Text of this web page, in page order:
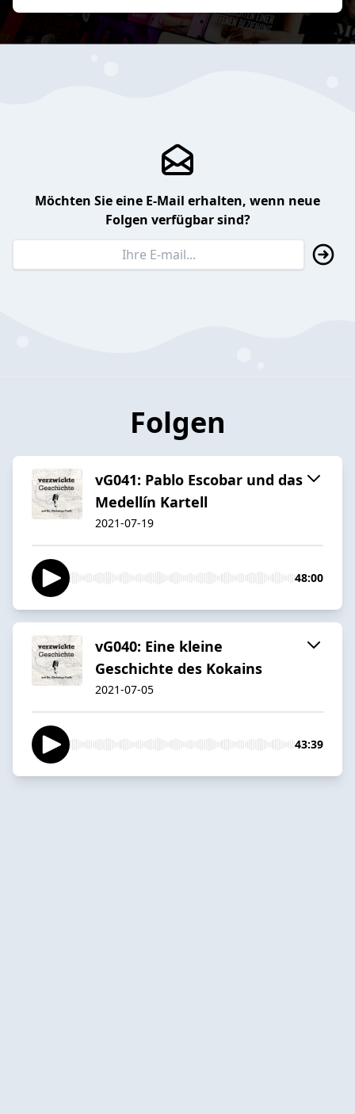
Möchten Sie eine E-Mail erhalten, wenn neue
Folgen verfügbar sind?
Folgen
vG041: Pablo Escobar und das
Medellín Kartell
2021-07-19
48:00
vG040: Eine kleine
Geschichte des Kokains
2021-07-05
43:39